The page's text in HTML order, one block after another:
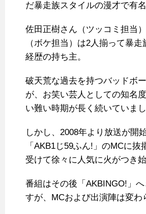
だ暴走族スタイルの漫才で有
佐田正樹さん（ツッコミ担当
（ボケ担当）は2人揃って暴走
経歴の持ち主。
破天荒な過去を持つバッドボ
が、お笑い芸人としての知名
い難い時期が長く続いていまし
しかし、2008年より放送が開
「AKB1じ59ふん!」のMCに抜
受けて徐々に人気に火がつき始
番組はその後「AKBINGO!」へ
すが、MCおよび出演陣は変わ